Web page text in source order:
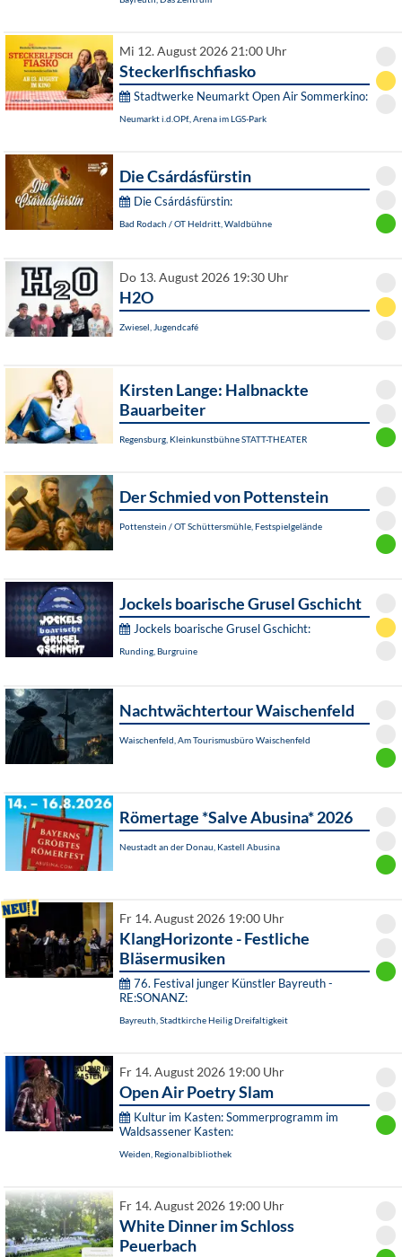
Mi 12. August 2026 21:00 Uhr
Steckerlfischfiasko
Stadtwerke Neumarkt Open Air Sommerkino:
Neumarkt i.d.OPf., Arena im LGS-Park
Die Csárdásfürstin
Die Csárdásfürstin:
Bad Rodach / OT Heldritt, Waldbühne
Do 13. August 2026 19:30 Uhr
H2O
Zwiesel, Jugendcafé
Kirsten Lange: Halbnackte
Bauarbeiter
Regensburg, Kleinkunstbühne STATT-THEATER
Der Schmied von Pottenstein
Pottenstein / OT Schüttersmühle, Festspielgelände
Jockels boarische Grusel Gschicht
Jockels boarische Grusel Gschicht:
Runding, Burgruine
Nachtwächtertour Waischenfeld
Waischenfeld, Am Tourismusbüro Waischenfeld
Römertage *Salve Abusina* 2026
Neustadt an der Donau, Kastell Abusina
Fr 14. August 2026 19:00 Uhr
KlangHorizonte - Festliche
Bläsermusiken
76. Festival junger Künstler Bayreuth -
RE:SONANZ:
Bayreuth, Stadtkirche Heilig Dreifaltigkeit
Fr 14. August 2026 19:00 Uhr
Open Air Poetry Slam
Kultur im Kasten: Sommerprogramm im
Waldsassener Kasten:
Weiden, Regionalbibliothek
Fr 14. August 2026 19:00 Uhr
White Dinner im Schloss
Peuerbach